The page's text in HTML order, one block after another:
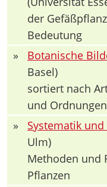
der
Bedeutung
»
Botanische
Basel)
sortiert nach
und Ordnungen
»
Systematik
Ulm)
Methoden und
Pflanzen